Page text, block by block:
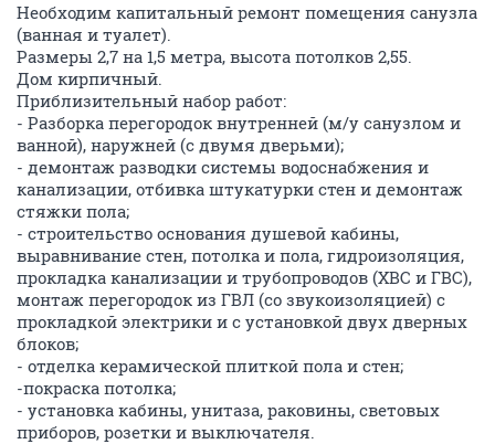
Необходим капитальный ремонт помещения санузла
(ванная и туалет).
Размеры 2,7 на 1,5 метра, высота потолков 2,55.
Дом кирпичный.
Приблизительный набор работ:
- Разборка перегородок внутренней (м/у санузлом и
ванной), наружней (с двумя дверьми);
- демонтаж разводки системы водоснабжения и
канализации, отбивка штукатурки стен и демонтаж
стяжки пола;
- строительство основания душевой кабины,
выравнивание стен, потолка и пола, гидроизоляция,
прокладка канализации и трубопроводов (ХВС и ГВС),
монтаж перегородок из ГВЛ (со звукоизоляцией) с
прокладкой электрики и с установкой двух дверных
блоков;
- отделка керамической плиткой пола и стен;
-покраска потолка;
- установка кабины, унитаза, раковины, световых
приборов, розетки и выключателя.